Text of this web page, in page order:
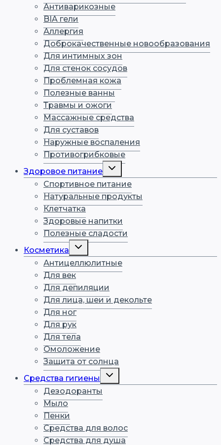
Антиварикозные
BIA гели
Аллергия
Доброкачественные новообразования
Для интимных зон
Для стенок сосудов
Проблемная кожа
Полезные ванны
Травмы и ожоги
Массажные средства
Для суставов
Наружные воспаления
Противогрибковые
Здоровое питание
Переключить
меню
Спортивное питание
Натуральные продукты
Клетчатка
Здоровые напитки
Полезные сладости
Косметика
Переключить
меню
Антицеллюлитные
Для век
Для депиляции
Для лица, шеи и декольте
Для ног
Для рук
Для тела
Омоложение
Защита от солнца
Средства гигиены
Переключить
меню
Дезодоранты
Мыло
Пенки
Средства для волос
Средства для душа